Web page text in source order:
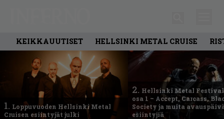
KEIKKAUUTISET HELLSINKI METAL CRUISE
1. Loppuvuoden Hellsinki Metal
Cruisen esiintyjät julki
2. Hellsinki Metal
osa 1 – Accept, Carcass,
Society ja muita
esiintyjiä